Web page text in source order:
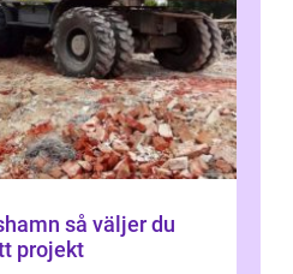
väljer du
projekt